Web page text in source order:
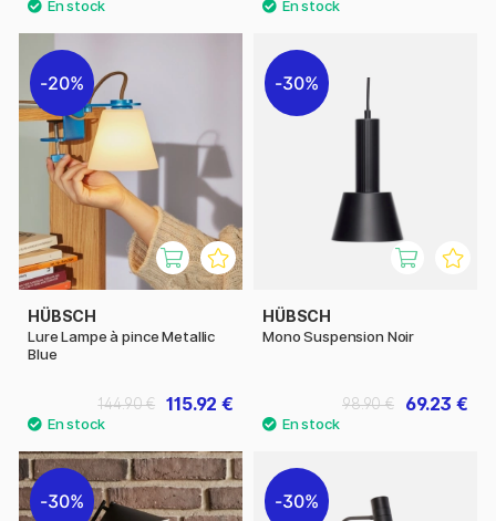
20%
HÜBSCH
Lure Lampe à pince Metallic
Blue
115.92 €
144.90 €
30%
HÜBSCH
Mono Suspension Noir
69.23 €
98.90 €
30% 30%